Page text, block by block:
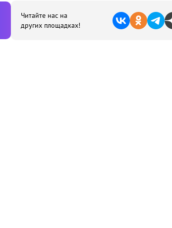
Читайте нас на
других площадках!